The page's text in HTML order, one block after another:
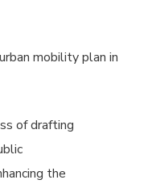
mobility plan in
of drafting
the